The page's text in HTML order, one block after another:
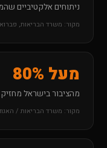
ניתוחים אלקטיביים
מקור: משרד הבריאות, פברואר
מעל 80%
מהציבור בישראל
מקור: משרד הבריאות /